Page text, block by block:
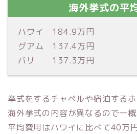
海外挙式の平
ハワイ 184.9万円
グアム 137.4万円
バリ 137.3万円
挙式をするチャペルや宿泊する
海外挙式の内容が異なるので一
平均費用はハワイに比べて40万